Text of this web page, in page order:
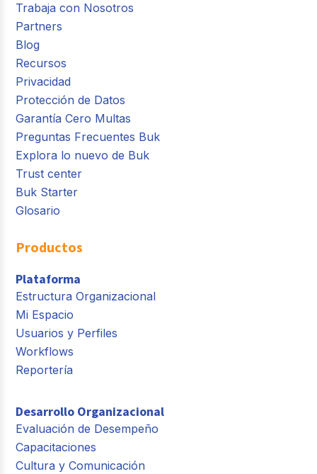
Trabaja con Nosotros
Partners
Blog
Recursos
Privacidad
Protección de Datos
Garantía Cero Multas
Preguntas Frecuentes Buk
Explora lo nuevo de Buk
Trust center
Buk Starter
Glosario
Productos
Plataforma
Estructura Organizacional
Mi Espacio
Usuarios y Perfiles
Workflows
Reportería
Desarrollo Organizacional
Evaluación de Desempeño
Capacitaciones
Cultura y Comunicación